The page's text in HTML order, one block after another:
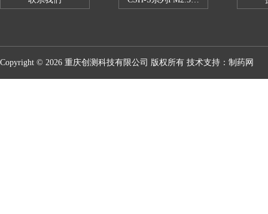
Copyright © 2026 重庆创测科技有限公司 版权所有 技术支持： 制药网